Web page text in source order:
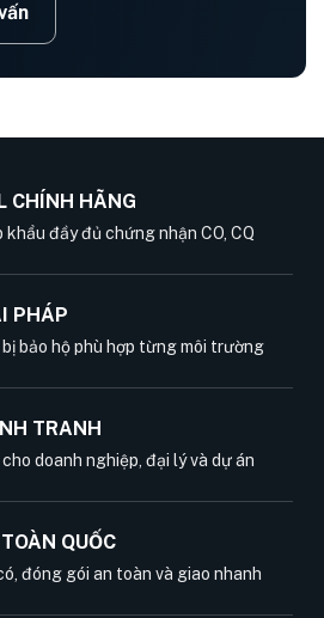
CHÍNH HÃNG
khẩu đầy đủ chứng nhận CO, CQ
PHÁP
bảo hộ phù hợp từng môi trường
TRANH
doanh nghiệp, đại lý và dự án
QUỐC
đóng gói an toàn và giao nhanh